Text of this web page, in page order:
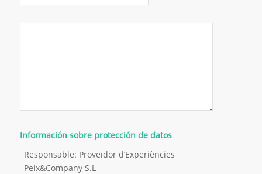
Información sobre protección de datos
Responsable: Proveïdor d’Experiències
Peix&Company S.L